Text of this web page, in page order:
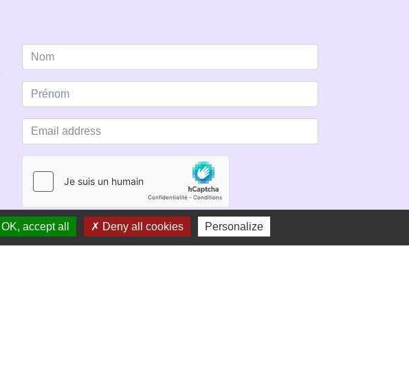
S'ABONNER
OK, accept all Deny all cookies Personalize